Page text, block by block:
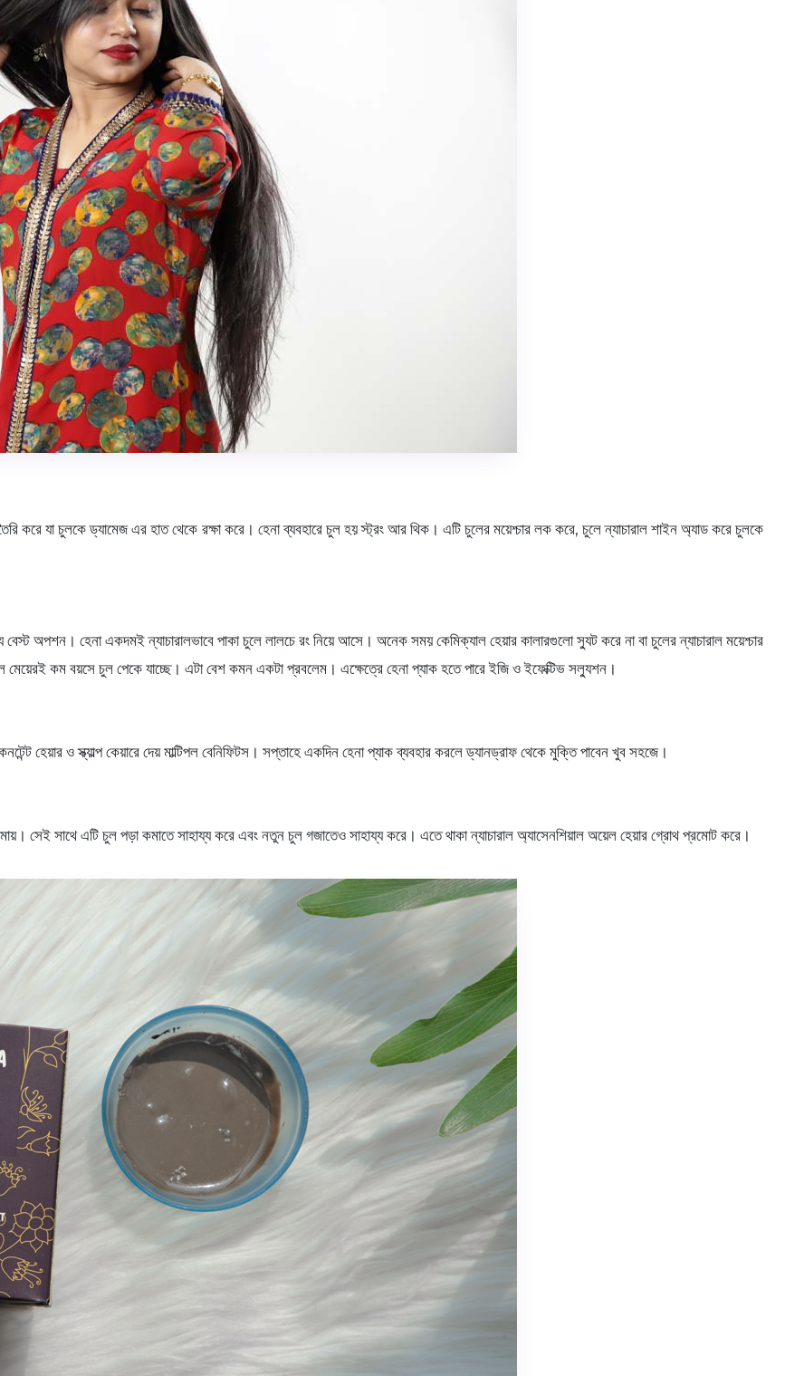
করে যা চুলকে ড্যামেজ এর হাত থেকে রক্ষা করে। হেনা ব্যবহারে চুল হয় স্ট্রং আর থিক। এটি চুলের ময়েশ্চার লক করে, চুলে ন্যাচারাল শাইন অ্যাড করে চুলকে
অপশন। হেনা একদমই ন্যাচারালভাবে পাকা চুলে লালচে রং নিয়ে আসে। অনেক সময় কেমিক্যাল হেয়ার কালারগুলো স্যুট করে না বা চুলের ন্যাচারাল ময়েশ্চার
কম বয়সে চুল পেকে যাচ্ছে। এটা বেশ কমন একটা প্রবলেম। এক্ষেত্রে হেনা প্যাক হতে পারে ইজি ও ইফেক্টিভ সল্যুশন।
হেয়ার ও স্ক্যাল্প কেয়ারে দেয় মাল্টিপল বেনিফিটস। সপ্তাহে একদিন হেনা প্যাক ব্যবহার করলে ড্যানড্রাফ থেকে মুক্তি পাবেন খুব সহজে।
সেই সাথে এটি চুল পড়া কমাতে সাহায্য করে এবং নতুন চুল গজাতেও সাহায্য করে। এতে থাকা ন্যাচারাল অ্যাসেনশিয়াল অয়েল হেয়ার গ্রোথ প্রমোট করে।